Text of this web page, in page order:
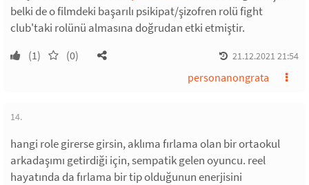
belki de o filmdeki başarılı psikipat/şizofren rolü fight
club'taki rolünü almasına doğrudan etki etmiştir.
(1) (0) 21.12.2021 21:54
personanongrata
14.
hangi role girerse girsin, aklıma fırlama olan bir ortaokul
arkadaşımı getirdiği için, sempatik gelen oyuncu. reel
hayatında da fırlama bir tip olduğunun enerjisini